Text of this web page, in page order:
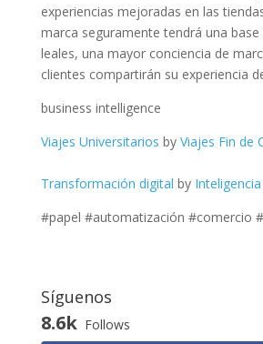
experiencias mejoradas en las
marca seguramente tendrá una base
leales, una mayor conciencia de
clientes compartirán su experiencia
business intelligence
Viajes Universitarios by Viajes Fin de
Transformación digital by
#papel #automatización #comercio
Síguenos
8.6k Follows